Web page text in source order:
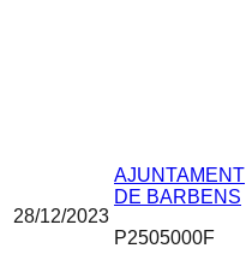
28/12/2023
AJUNTAMENT
DE BARBENS
P2505000F